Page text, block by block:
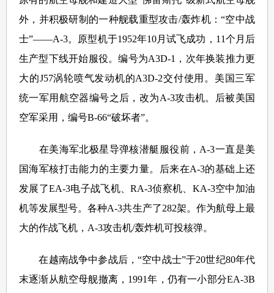
外，并积极研制的一种舰载重型攻击/轰炸机：“空中战
士”——A-3。原型机于1952年10月试飞成功，11个月后
生产型下线开始服役。编号为A3D-1，次年换装推力更
大的J57涡轮喷气发动机的A3D-2交付使用。美国三军
统一军用航空器编号之后，改为A-3攻击机。后被美国
空军采用，编号B-66“破坏者”。
在美海军北极星导弹核潜艇服役前，A-3一直是美
国海军核打击能力的主要力量。后来在A-3的基础上还
发展了EA-3电子战飞机、RA-3侦察机、KA-3空中加油
机等发展型号。各种A-3共生产了282架。作为航母上最
大的作战飞机，A-3攻击机/轰炸机可投核弹。
在越南战争中参战后，“空中战士”于20世纪80年代
末逐渐从航空母舰撤离，1991年，仍有一小部分EA-3B